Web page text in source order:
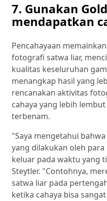
7. Gunakan
mendapatkan
Pencahayaan
fotografi satwa liar,
kualitas keseluruhan
menangkap hasil yang
rencanakan aktivitas
cahaya yang lebih
terbenam.
"Saya mengetahui
yang dilakukan oleh
keluar pada waktu yang
Steytler. "Contohnya,
satwa liar pada
ketika cahaya bisa